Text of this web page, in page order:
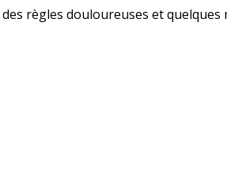
règles douloureuses et